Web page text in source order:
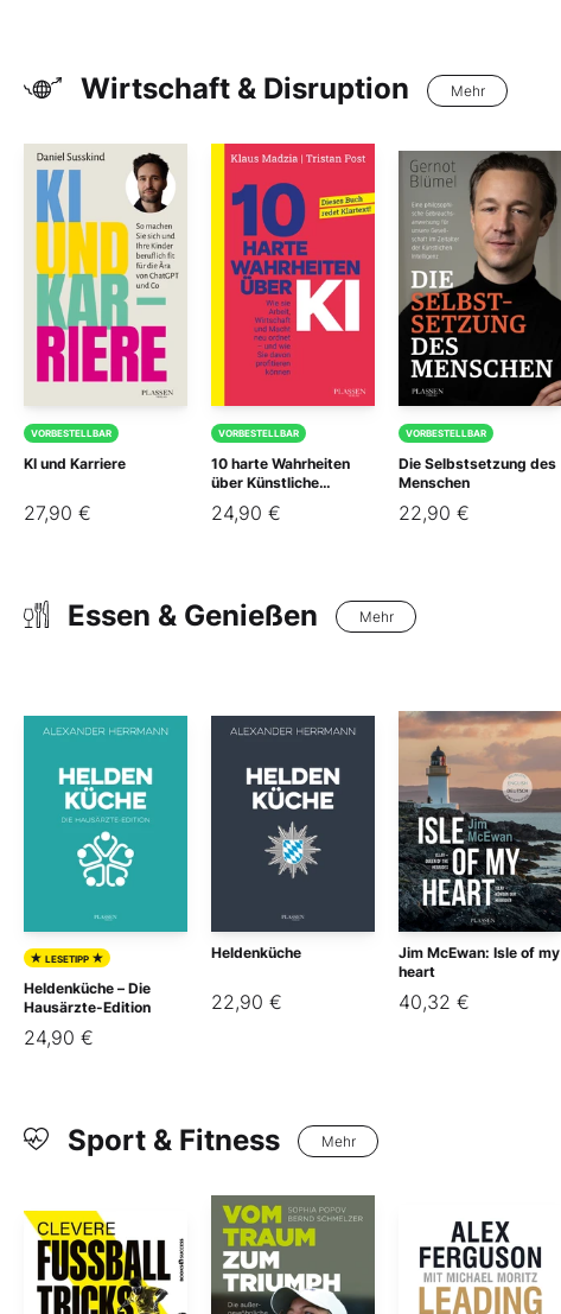
Wirtschaft & Disruption Mehr
VORBESTELLBAR
KI und Karriere
27,90 €
VORBESTELLBAR
10 harte Wahrheiten
über Künstliche
24,90 €
VORBESTELLBAR
Die Selbstsetzung des
Menschen
22,90 €
Essen & Genießen Mehr
★ LESETIPP ★
Heldenküche – Die
Hausärzte-Edition
24,90 €
Heldenküche
22,90 €
Jim McEwan: Isle of my
heart
40,32 €
Sport & Fitness Mehr